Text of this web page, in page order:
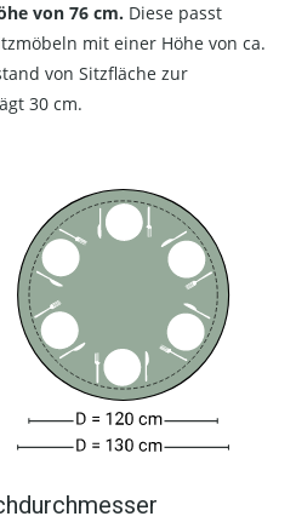
von 76 cm. Diese passt
mit einer Höhe von ca.
von Sitzfläche zur
30 cm.